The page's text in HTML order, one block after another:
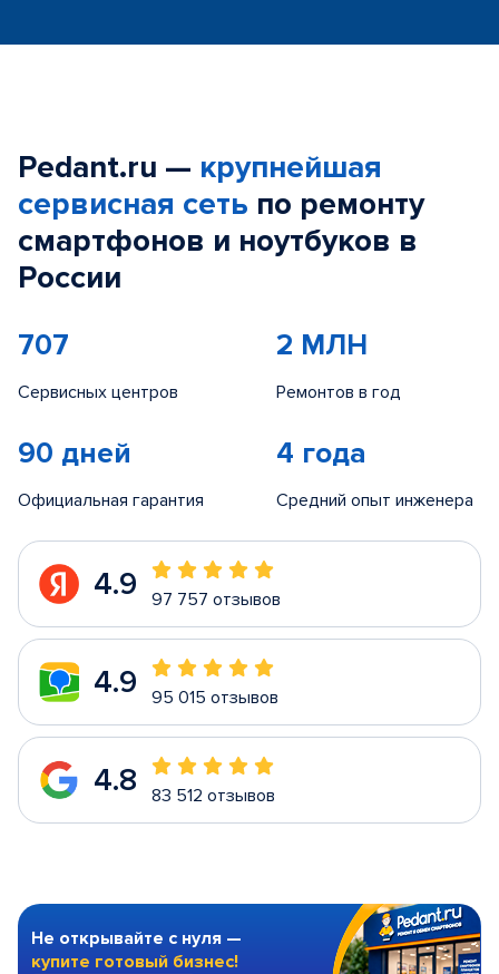
Pedant.ru — крупнейшая
сервисная сеть по ремонту
смартфонов и ноутбуков в
России
707
Сервисных центров
2 МЛН
Ремонтов в год
90 дней
Официальная гарантия
4 года
Средний опыт инженера
4.9 97 757 отзывов
4.9 95 015 отзывов
4.8 83 512 отзывов
Не открывайте с нуля —
купите готовый бизнес!